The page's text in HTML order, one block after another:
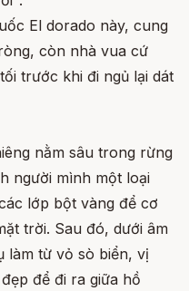
El dorado này, cung
còn nhà vua cứ
trước khi đi ngủ lại dát
nằm sâu trong rừng
người mình một loại
lớp bột vàng để cơ
trời. Sau đó, dưới âm
làm từ vỏ sò biển, vị
để đi ra giữa hồ